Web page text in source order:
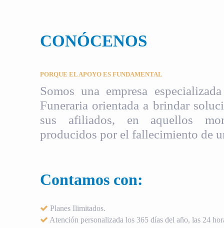
CONÓCENOS
PORQUE EL APOYO ES FUNDAMENTAL
Somos una empresa
Funeraria orientada a brindar
sus afiliados, en aquellos
producidos por el fallecimiento de
Contamos con:
Planes Ilimitados.
Atención personalizada los 365 días del año, las 24